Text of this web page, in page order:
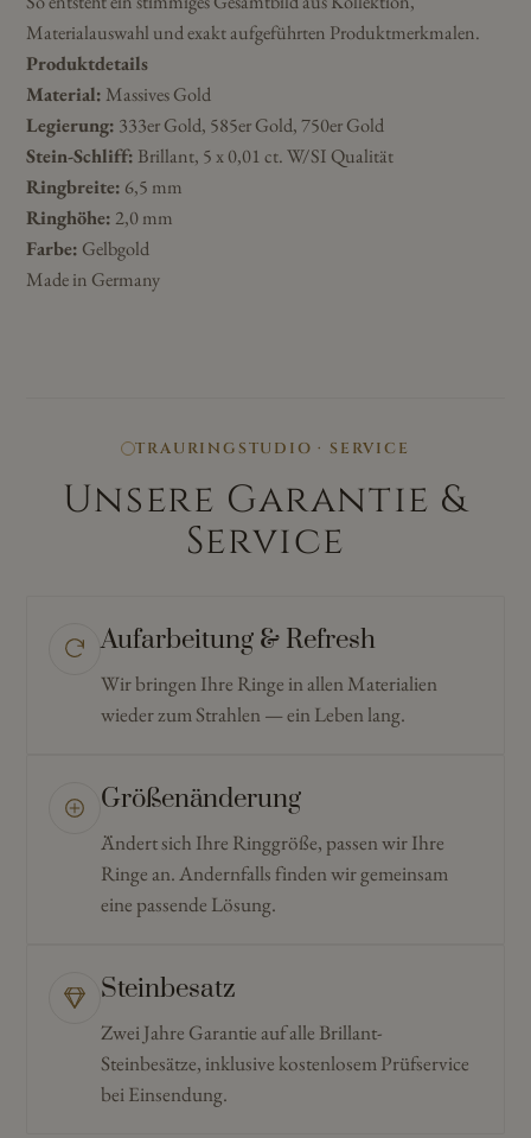
Materialauswahl und exakt aufgeführten Produktmerkmalen.
Produktdetails
Material: Massives Gold
Legierung: 333er Gold, 585er Gold, 750er Gold
Stein-Schliff: Brillant, 5 x 0,01 ct. W/SI Qualität
Ringbreite: 6,5 mm
Ringhöhe: 2,0 mm
Farbe: Gelbgold
Made in Germany
TRAURINGSTUDIO · SERVICE
Unsere Garantie &
Service
Aufarbeitung & Refresh
Wir bringen Ihre Ringe in allen Materialien
wieder zum Strahlen — ein Leben lang.
Größenänderung
Ändert sich Ihre Ringgröße, passen wir Ihre
Ringe an. Andernfalls finden wir gemeinsam
eine passende Lösung.
Steinbesatz
Zwei Jahre Garantie auf alle Brillant-
Steinbesätze, inklusive kostenlosem Prüfservice
bei Einsendung.